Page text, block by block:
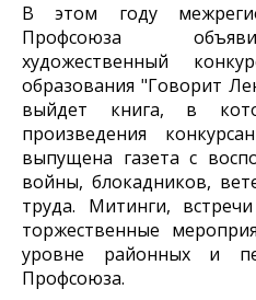
В этом году
Профсоюза
художественный
образования "Говорит
выйдет книга, в
произведения
выпущена газета с
войны, блокадников,
труда. Митинги,
торжественные
уровне районных и
Профсоюза.